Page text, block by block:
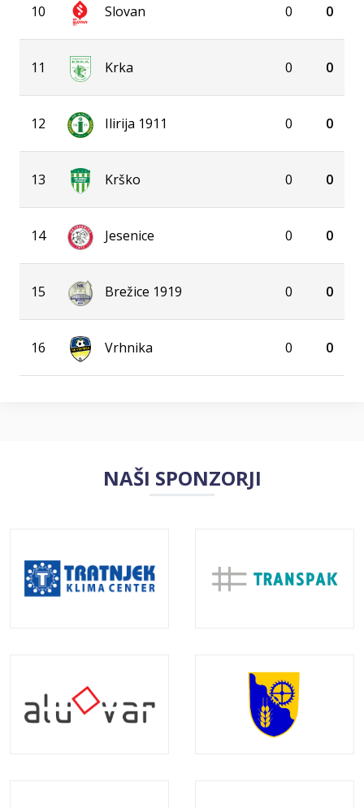
10 Slovan 0 0
11 Krka 0 0
12 Ilirija 1911 0 0
13 Krško 0 0
14 Jesenice 0 0
15 Brežice 1919 0 0
16 Vrhnika 0 0
NAŠI SPONZORJI